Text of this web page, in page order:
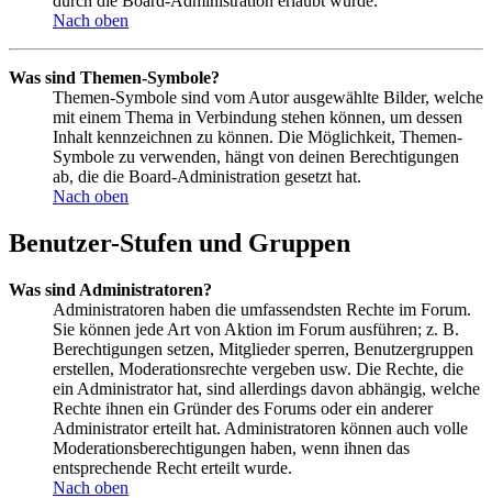
Nach oben
Was sind Themen-Symbole?
Themen-Symbole sind vom Autor ausgewählte Bilder, welche
mit einem Thema in Verbindung stehen können, um dessen
Inhalt kennzeichnen zu können. Die Möglichkeit, Themen-
Symbole zu verwenden, hängt von deinen Berechtigungen
ab, die die Board-Administration gesetzt hat.
Nach oben
Benutzer-Stufen und Gruppen
Was sind Administratoren?
Administratoren haben die umfassendsten Rechte im Forum.
Sie können jede Art von Aktion im Forum ausführen; z. B.
Berechtigungen setzen, Mitglieder sperren, Benutzergruppen
erstellen, Moderationsrechte vergeben usw. Die Rechte, die
ein Administrator hat, sind allerdings davon abhängig, welche
Rechte ihnen ein Gründer des Forums oder ein anderer
Administrator erteilt hat. Administratoren können auch volle
Moderationsberechtigungen haben, wenn ihnen das
entsprechende Recht erteilt wurde.
Nach oben